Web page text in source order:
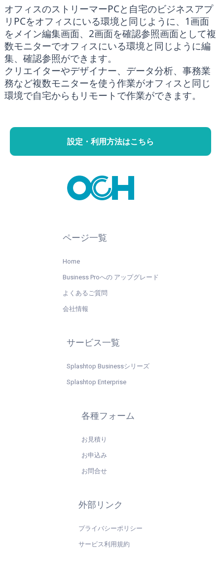
オフィスのストリーマーPCと自宅のビジネスアプ
リPCをオフィスにいる環境と同じように、1画面
をメイン編集画面、2画面を確認参照画面として複
数モニターでオフィスにいる環境と同じように編
集、確認参照ができます。
クリエイターやデザイナー、データ分析、事務業
務など複数モニターを使う作業がオフィスと同じ
環境で自宅からもリモートで作業ができます。
設定・利用方法はこちら
ページ一覧
Home
Business Proへの アップグレード
よくあるご質問
会社情報
サービス一覧
Splashtop Businessシリーズ
Splashtop Enterprise
各種フォーム
お見積り
お申込み
お問合せ
外部リンク
プライバシーポリシー
サービス利用規約